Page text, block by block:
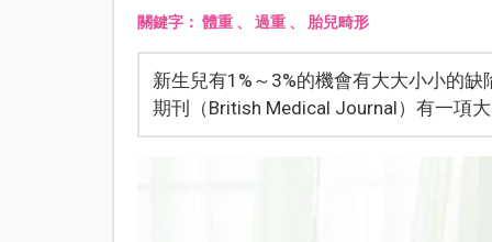
關鍵字： 體重、 過重、 胎兒畸形
新生兒有1%～3%的機會有大大小小的
期刊（British Medical Journal）有一項